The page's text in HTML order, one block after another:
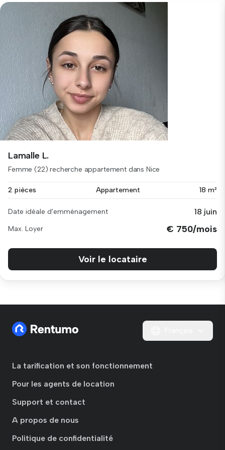
Lamalle L.
Femme (22) recherche appartement dans Nice
2 pièces Appartement 18 m²
Date idéale d'emménagement 18 juin
Max. Loyer € 750/mois
Voir le locataire
La tarification et son fonctionnement
Pour les agents de location
Support et contact
A propos de nous
Politique de confidentialité